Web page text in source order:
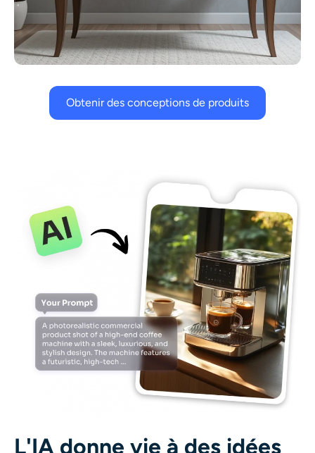
Obtenir des conceptions de produits
L'IA donne vie à des idées